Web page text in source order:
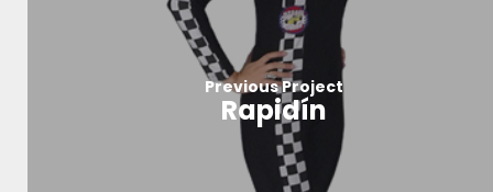
Previous Project
Rapidín